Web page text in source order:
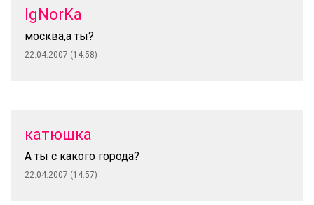
IgNorKa
москва,а ты?
22.04.2007 (14:58)
катюшка
А ты с какого города?
22.04.2007 (14:57)